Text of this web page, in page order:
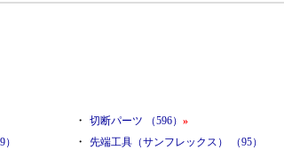
・ 切断パーツ （596） »
・ 先端工具（サンフレックス） （95）